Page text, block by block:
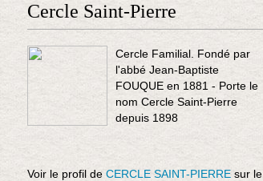
Cercle Saint-Pierre
Cercle Familial. Fondé par
l'abbé Jean-Baptiste
FOUQUE en 1881 - Porte le
nom Cercle Saint-Pierre
depuis 1898
Voir le profil de CERCLE SAINT-PIERRE sur le